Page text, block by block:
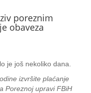
poreznim
obaveza
je još nekoliko dana.
izvršite plaćanje
Poreznoj upravi FBiH